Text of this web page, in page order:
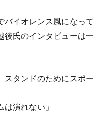
バイオレンス風になって
後氏のインタビューは一
スタンドのためにスポー
は潰れない」